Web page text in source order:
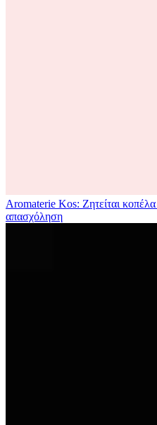
Aromaterie Kos: Ζητείται
απασχόληση